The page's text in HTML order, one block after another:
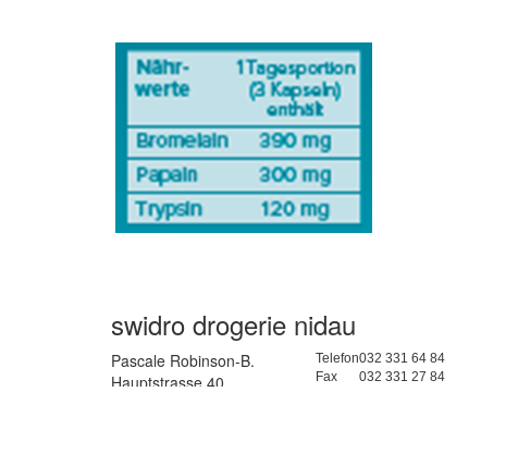
swidro drogerie nidau
Pascale Robinson-B.
Hauptstrasse 40
Telefon032 331 64 84
Fax
032 331 27 84